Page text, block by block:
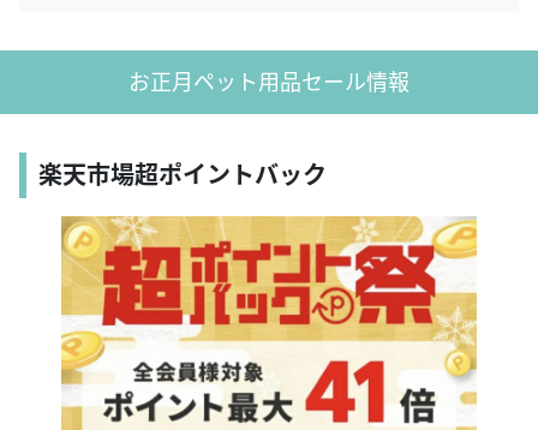
お正月ペット用品セール情報
楽天市場超ポイントバック